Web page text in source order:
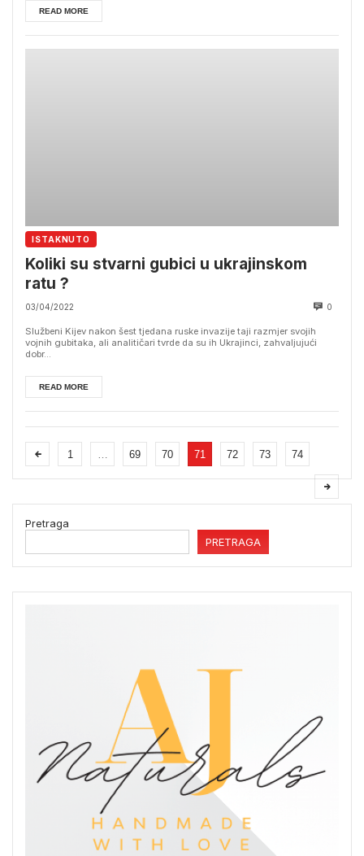
READ MORE
ISTAKNUTO
Koliki su stvarni gubici u ukrajinskom
ratu ?
03/04/2022 0
Službeni Kijev nakon šest tjedana ruske invazije taji razmjer svojih
vojnih gubitaka, ali analitičari tvrde da su ih Ukrajinci, zahvaljujući
dobr...
READ MORE
1 … 69 70 71 72 73 74
Pretraga
PRETRAGA